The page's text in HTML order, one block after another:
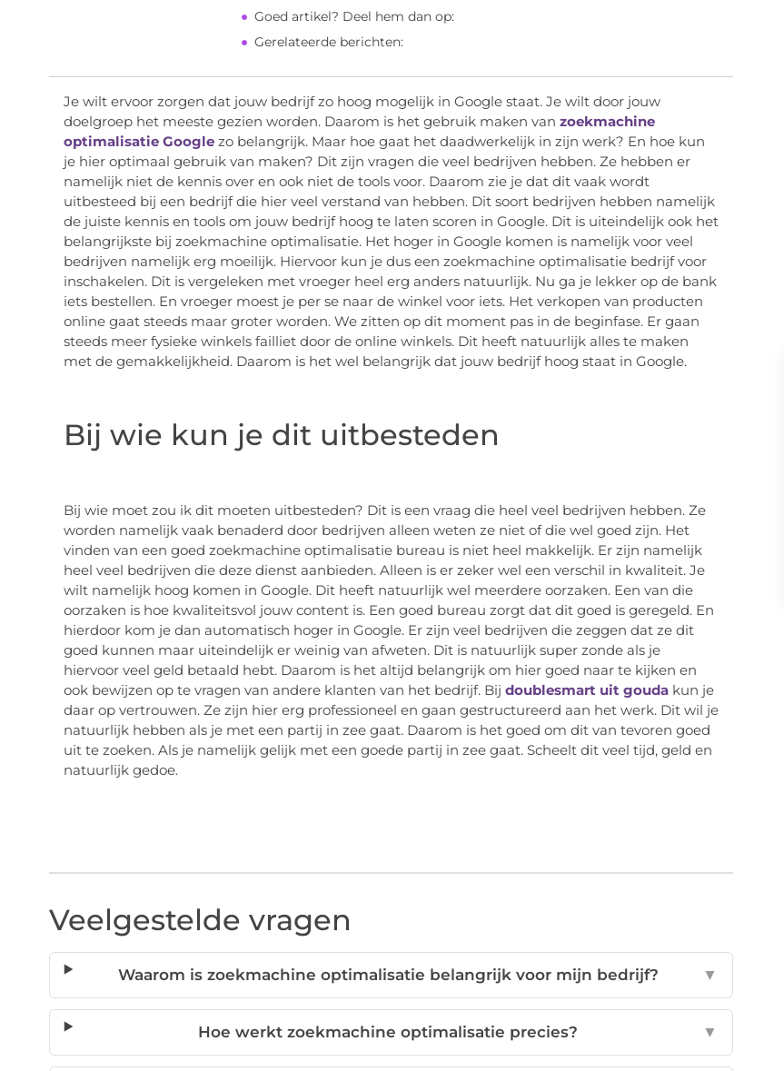
Goed artikel? Deel hem dan op:
Gerelateerde berichten:
Je wilt ervoor zorgen dat jouw bedrijf zo hoog mogelijk in Google staat. Je wilt door jouw
doelgroep het meeste gezien worden. Daarom is het gebruik maken van zoekmachine
optimalisatie Googlezo belangrijk. Maar hoe gaat het daadwerkelijk in zijn werk? En hoe kun
je hier optimaal gebruik van maken? Dit zijn vragen die veel bedrijven hebben. Ze hebben er
namelijk niet de kennis over en ook niet de tools voor. Daarom zie je dat dit vaak wordt
uitbesteed bij een bedrijf die hier veel verstand van hebben. Dit soort bedrijven hebben namelijk
de juiste kennis en tools om jouw bedrijf hoog te laten scoren in Google. Dit is uiteindelijk ook het
belangrijkste bij zoekmachine optimalisatie. Het hoger in Google komen is namelijk voor veel
bedrijven namelijk erg moeilijk. Hiervoor kun je dus een zoekmachine optimalisatie bedrijf voor
inschakelen. Dit is vergeleken met vroeger heel erg anders natuurlijk. Nu ga je lekker op de bank
iets bestellen. En vroeger moest je per se naar de winkel voor iets. Het verkopen van producten
online gaat steeds maar groter worden. We zitten op dit moment pas in de beginfase. Er gaan
steeds meer fysieke winkels failliet door de online winkels. Dit heeft natuurlijk alles te maken
met de gemakkelijkheid. Daarom is het wel belangrijk dat jouw bedrijf hoog staat in Google.
Bij wie kun je dit uitbesteden
Bij wie moet zou ik dit moeten uitbesteden? Dit is een vraag die heel veel bedrijven hebben. Ze
worden namelijk vaak benaderd door bedrijven alleen weten ze niet of die wel goed zijn. Het
vinden van een goed zoekmachine optimalisatie bureau is niet heel makkelijk. Er zijn namelijk
heel veel bedrijven die deze dienst aanbieden. Alleen is er zeker wel een verschil in kwaliteit. Je
wilt namelijk hoog komen in Google. Dit heeft natuurlijk wel meerdere oorzaken. Een van die
oorzaken is hoe kwaliteitsvol jouw content is. Een goed bureau zorgt dat dit goed is geregeld. En
hierdoor kom je dan automatisch hoger in Google. Er zijn veel bedrijven die zeggen dat ze dit
goed kunnen maar uiteindelijk er weinig van afweten. Dit is natuurlijk super zonde als je
hiervoor veel geld betaald hebt. Daarom is het altijd belangrijk om hier goed naar te kijken en
ook bewijzen op te vragen van andere klanten van het bedrijf. Bij doublesmart uit goudakun je
daar op vertrouwen. Ze zijn hier erg professioneel en gaan gestructureerd aan het werk. Dit wil je
natuurlijk hebben als je met een partij in zee gaat. Daarom is het goed om dit van tevoren goed
uit te zoeken. Als je namelijk gelijk met een goede partij in zee gaat. Scheelt dit veel tijd, geld en
natuurlijk gedoe.
Veelgestelde vragen
Waarom is zoekmachine optimalisatie belangrijk voor mijn bedrijf? ▼
Hoe werkt zoekmachine optimalisatie precies? ▼